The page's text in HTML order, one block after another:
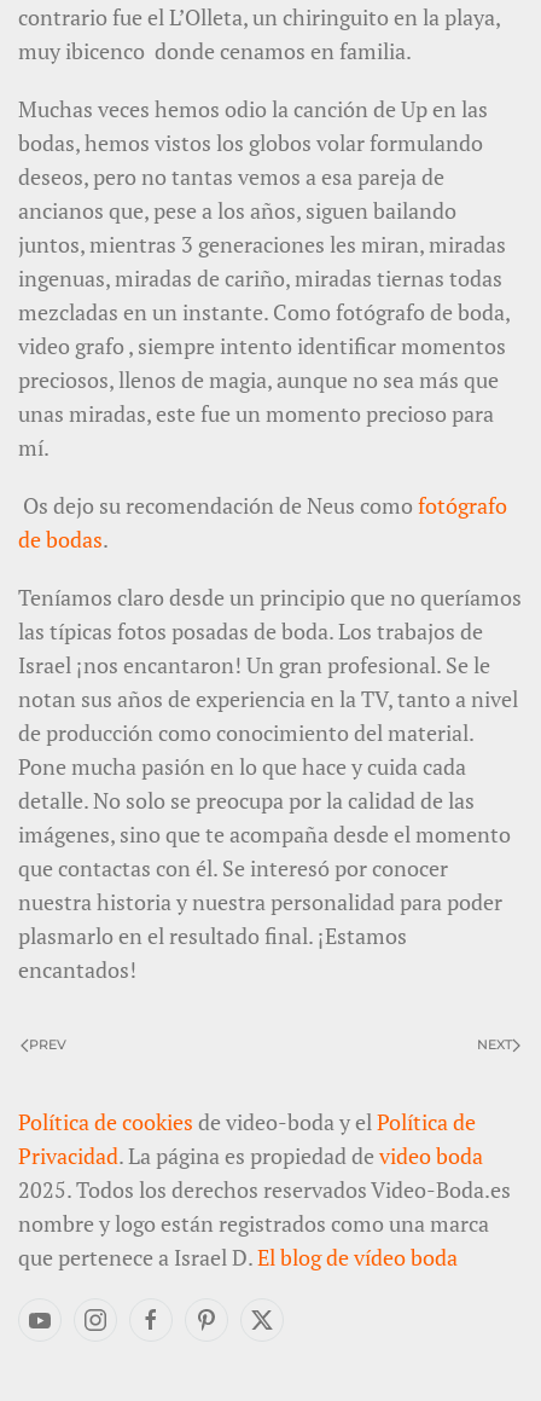
contrario fue el L’Olleta, un chiringuito en la playa,
muy ibicenco donde cenamos en familia.
Muchas veces hemos odio la canción de Up en las
bodas, hemos vistos los globos volar formulando
deseos, pero no tantas vemos a esa pareja de
ancianos que, pese a los años, siguen bailando
juntos, mientras 3 generaciones les miran, miradas
ingenuas, miradas de cariño, miradas tiernas todas
mezcladas en un instante. Como fotógrafo de boda,
video grafo , siempre intento identificar momentos
preciosos, llenos de magia, aunque no sea más que
unas miradas, este fue un momento precioso para
mí.
Os dejo su recomendación de Neus comofotógrafo
de bodas.
Teníamos claro desde un principio que no queríamos
las típicas fotos posadas de boda. Los trabajos de
Israel ¡nos encantaron! Un gran profesional. Se le
notan sus años de experiencia en la TV, tanto a nivel
de producción como conocimiento del material.
Pone mucha pasión en lo que hace y cuida cada
detalle. No solo se preocupa por la calidad de las
imágenes, sino que te acompaña desde el momento
que contactas con él. Se interesó por conocer
nuestra historia y nuestra personalidad para poder
plasmarlo en el resultado final. ¡Estamos
encantados!
PREV NEXT
Política de cookies de video-boda y elPolítica de
Privacidad. La página es propiedad de video boda
2025. Todos los derechos reservados Video-Boda.es
nombre y logo están registrados como una marca
que pertenece a Israel D.El blog de vídeo boda